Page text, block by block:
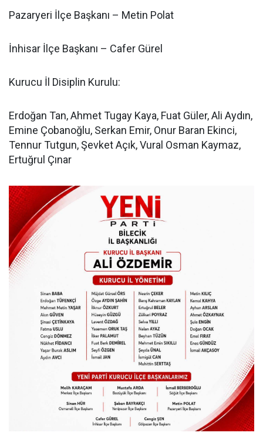
Pazaryeri İlçe Başkanı – Metin Polat
İnhisar İlçe Başkanı – Cafer Gürel
Kurucu İl Disiplin Kurulu:
Erdoğan Tan, Ahmet Tugay Kaya, Fuat Güler, Ali Aydın,
Emine Çobanoğlu, Serkan Emir, Onur Baran Ekinci,
Tennur Tutgun, Şevket Açık, Vural Osman Kaymaz,
Ertuğrul Çınar